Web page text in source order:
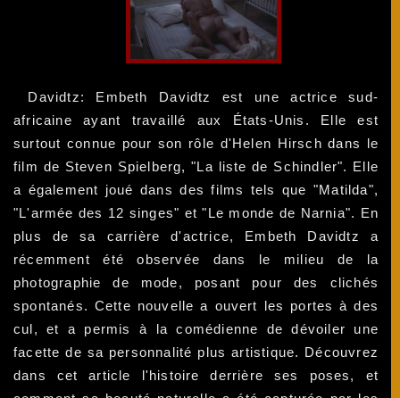
Davidtz: Embeth Davidtz est une actrice sud-
africaine ayant travaillé aux États-Unis. Elle est
surtout connue pour son rôle d'Helen Hirsch dans le
film de Steven Spielberg, "La liste de Schindler". Elle
a également joué dans des films tels que "Matilda",
"L'armée des 12 singes" et "Le monde de Narnia". En
plus de sa carrière d'actrice, Embeth Davidtz a
récemment été observée dans le milieu de la
photographie de mode, posant pour des clichés
spontanés. Cette nouvelle a ouvert les portes à des
cul, et a permis à la comédienne de dévoiler une
facette de sa personnalité plus artistique. Découvrez
dans cet article l'histoire derrière ses poses, et